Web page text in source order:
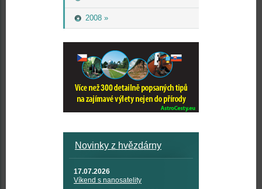
2008 »
Novinky z hvězdárny
17.07.2026
Víkend s nanosatelity